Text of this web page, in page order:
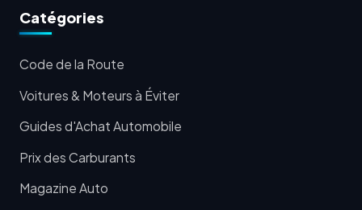
Catégories
Code de la Route
Voitures & Moteurs à Éviter
Guides d'Achat Automobile
Prix des Carburants
Magazine Auto